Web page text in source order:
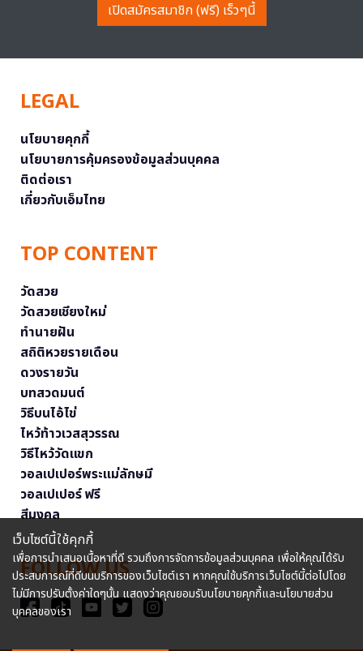
เปิดสมัครสมาชิก (ฟรี) เร็วๆนี้
LEGAL
นโยบายคุกกี้
นโยบายการคุ้มครองข้อมูลส่วนบุคคล
ติดต่อเรา
เกี่ยวกับเอ็มไทย
TOP CONTENT
วัดสวย
วัดสวยเชียงใหม่
ทำนายฝัน
สถิติหวยรายเดือน
ดวงรายวัน
บทสวดมนต์
วิธีบนไอ้ไข่
ไหว้ท้าวเวสสุวรรณ
วิธีไหว้วัดแขก
วอลเปเปอร์พระแม่ลักษมี
วอลเปเปอร์ ฟรี
สีมงคล
FOLLOW US
เว็บไซต์นี้ใช้คุกกี้
เพื่อการนำเสนอเนื้อหาที่ดี รวมถึงการจัดการข้อมูลส่วนบุคคล เพื่อให้คุณได้รับ
ประสบการณ์ที่ดีบนบริการของเว็บไซต์เรา หากคุณใช้บริการเว็บไซต์นี้ต่อไปโดย
ไม่มีการปรับตั้งค่าใดๆนั้น แสดงว่าคุณยอมรับนโยบายคุกกี้และนโยบายส่วน
บุคคลของเรา